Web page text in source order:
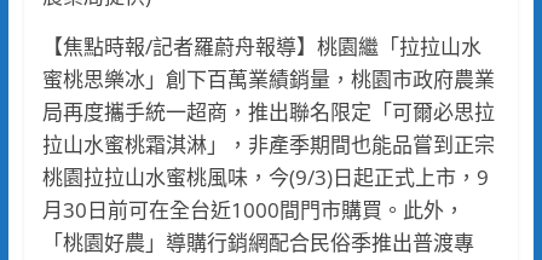
【焦點時報/記者羅蔚舟報導】桃園繼「拉拉山水
蜜桃思樂冰」創下百萬業績銷量，桃園市政府農業
局再度攜手統一超商，推出聯名限定「可爾必思拉
拉山水蜜桃霜淇淋」，非產季期間也能品嘗到正宗
桃園拉拉山水蜜桃風味，今(9/3)日起正式上市，9
月30日前可在全台近1000間門市購買。此外，
「桃園好農」導購行銷網配合民俗季推出普渡專